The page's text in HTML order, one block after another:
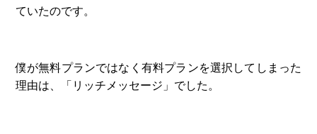
ていたのです。
僕が無料プランではなく有料プランを選択してしまった
理由は、「リッチメッセージ」でした。